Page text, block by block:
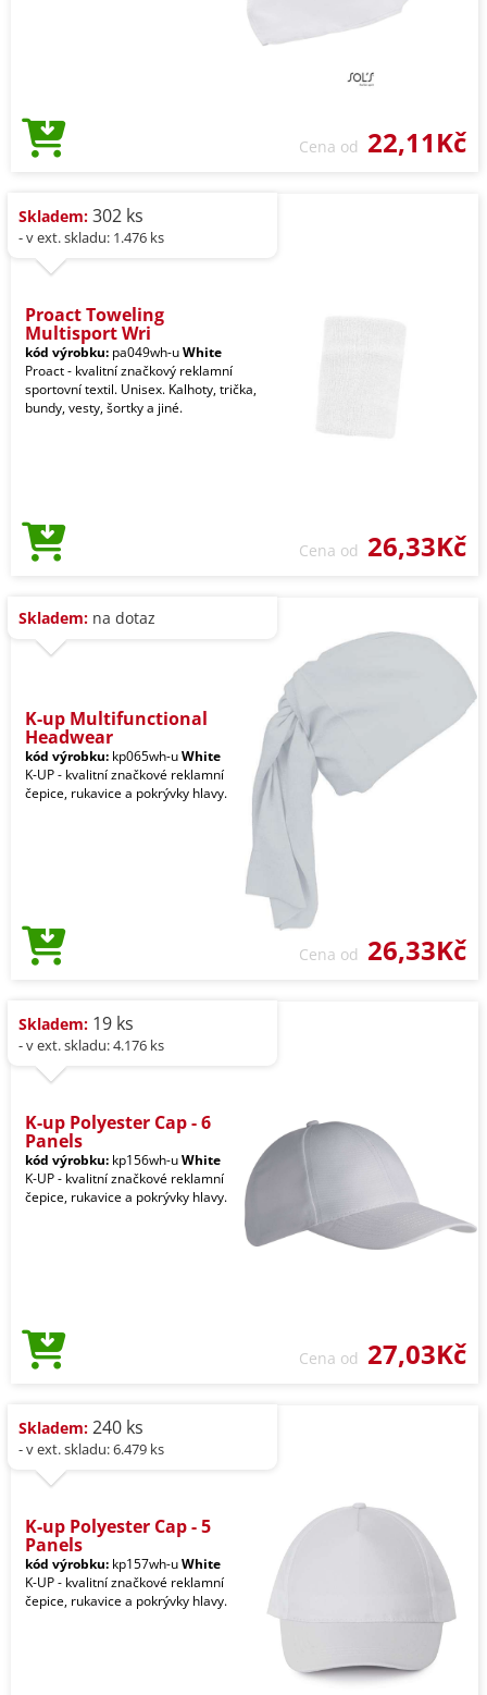
Cena od 22,11Kč
Skladem: 302 ks
- v ext. skladu: 1.476 ks
Proact Toweling
Multisport Wri
kód výrobku: pa049wh-uWhite
Proact - kvalitní značkový reklamní
sportovní textil. Unisex. Kalhoty, trička,
bundy, vesty, šortky a jiné.
Cena od 26,33Kč
Skladem: na dotaz
K-up Multifunctional
Headwear
kód výrobku: kp065wh-uWhite
K-UP - kvalitní značkové reklamní
čepice, rukavice a pokrývky hlavy.
Cena od 26,33Kč
Skladem: 19 ks
- v ext. skladu: 4.176 ks
K-up Polyester Cap - 6
Panels
kód výrobku: kp156wh-uWhite
K-UP - kvalitní značkové reklamní
čepice, rukavice a pokrývky hlavy.
Cena od 27,03Kč
Skladem: 240 ks
- v ext. skladu: 6.479 ks
K-up Polyester Cap - 5
Panels
kód výrobku: kp157wh-uWhite
K-UP - kvalitní značkové reklamní
čepice, rukavice a pokrývky hlavy.